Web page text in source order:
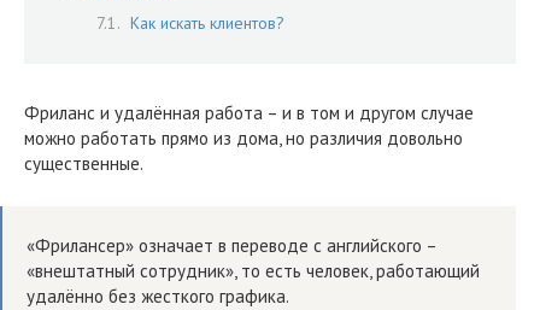
Как искать клиентов?
Фриланс и удалённая работа – и в том и другом случае
можно работать прямо из дома, но различия довольно
существенные.
«Фрилансер» означает в переводе с английского –
«внештатный сотрудник», то есть человек, работающий
удалённо без жесткого графика.